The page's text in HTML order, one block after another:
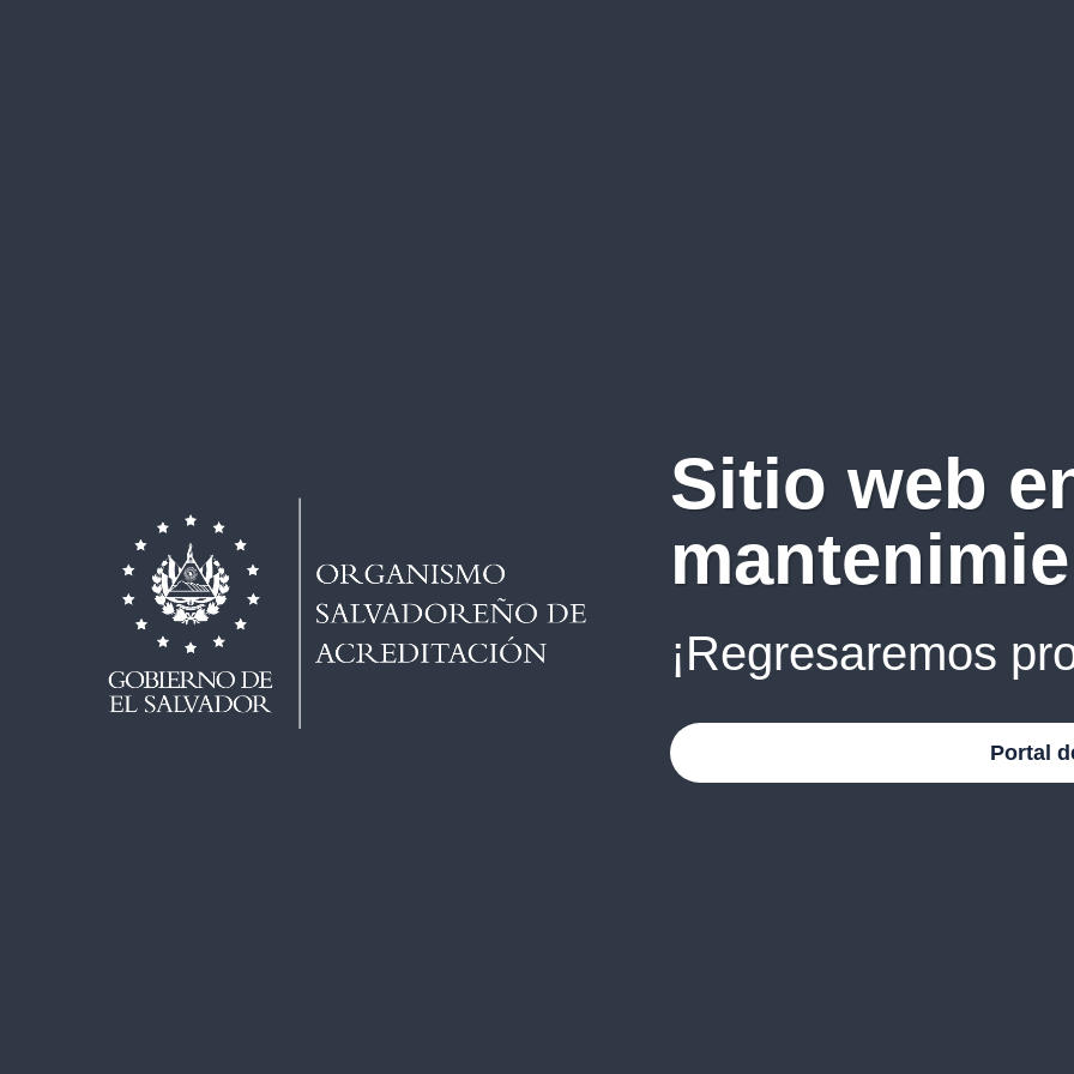
Sitio web
¡Regresaremos
Portal